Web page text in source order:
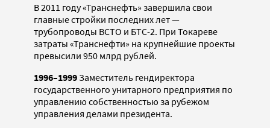
В 2011 году «Транснефть» завершила свои
главные стройки последних лет —
трубопроводы ВСТО и БТС-2. При Токареве
затраты «Транснефти» на крупнейшие проекты
превысили 950 млрд рублей.
1996–1999Заместитель гендиректора
государственного унитарного предприятия по
управлению собственностью за рубежом
управления делами президента.